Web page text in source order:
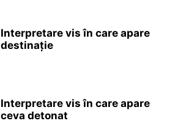
Interpretare vis în care apare
destinație
Interpretare vis în care apare
ceva detonat